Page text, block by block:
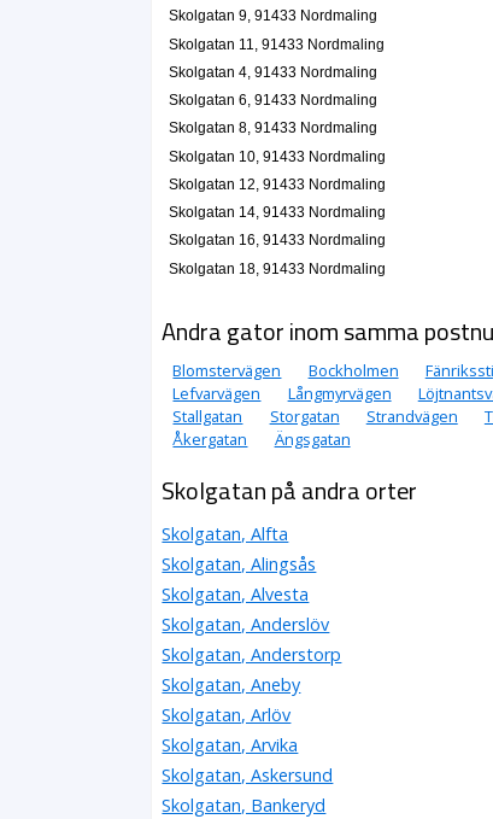
Skolgatan 9, 91433 Nordmaling
Skolgatan 11, 91433 Nordmaling
Skolgatan 4, 91433 Nordmaling
Skolgatan 6, 91433 Nordmaling
Skolgatan 8, 91433 Nordmaling
Skolgatan 10, 91433 Nordmaling
Skolgatan 12, 91433 Nordmaling
Skolgatan 14, 91433 Nordmaling
Skolgatan 16, 91433 Nordmaling
Skolgatan 18, 91433 Nordmaling
Andra gator inom samma
Blomstervägen Bockholmen
Lefvarvägen
Långmyrvägen
Stallgatan
Storgatan Strandvägen
Åkergatan
Ängsgatan
Skolgatan på andra orter
Skolgatan, Alfta
Skolgatan, Alingsås
Skolgatan, Alvesta
Skolgatan, Anderslöv
Skolgatan, Anderstorp
Skolgatan, Aneby
Skolgatan, Arlöv
Skolgatan, Arvika
Skolgatan, Askersund
Skolgatan, Bankeryd